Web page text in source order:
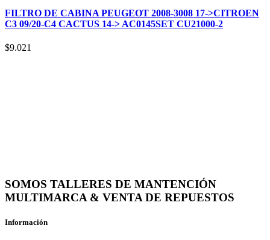
FILTRO DE CABINA PEUGEOT 2008-3008 17->CITROEN
C3 09/20-C4 CACTUS 14-> AC0145SET CU21000-2
$9.021
SOMOS TALLERES DE MANTENCIÓN
MULTIMARCA & VENTA DE REPUESTOS
Información